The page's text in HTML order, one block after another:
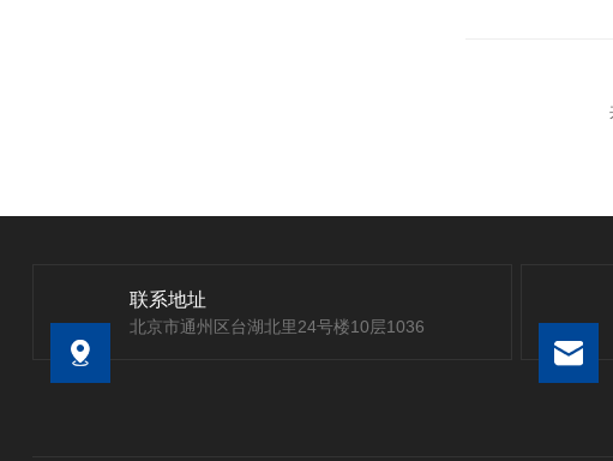
联系地址
北京市通州区台湖北里24号楼10层1036